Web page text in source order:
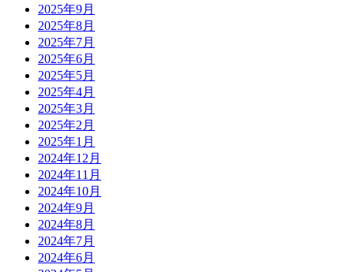
2025年9月
2025年8月
2025年7月
2025年6月
2025年5月
2025年4月
2025年3月
2025年2月
2025年1月
2024年12月
2024年11月
2024年10月
2024年9月
2024年8月
2024年7月
2024年6月